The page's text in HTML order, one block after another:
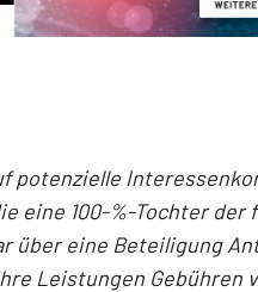
potenzielle
eine 100-%-Tochter
über eine Beteiligung
Leistungen Gebühren